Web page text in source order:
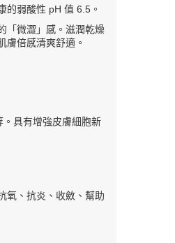
的弱酸性 pH 值 6.5。
「微澀」感。滋潤乾燥
膚倍感清爽舒適。
具有增強皮膚細胞新
氧、抗炎、收斂、幫助